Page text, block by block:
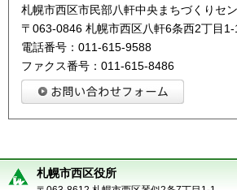
札幌市西区市民部八軒中央まちづくりセ
〒063-0846 札幌市西区八軒6条西2丁目1-
電話番号：011-615-9588
ファクス番号：011-615-8486
札幌市西区役所